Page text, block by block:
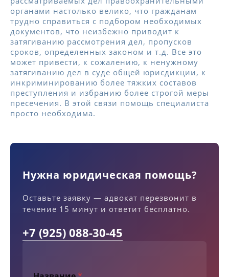
органами настолько велико, что гражданам
трудно справиться с подбором необходимых
документов, что неизбежно приводит к
затягиванию рассмотрения дел, пропусков
сроков, определенных законом и т.д. Все это
может привести, к сожалению, к ненужному
затягиванию дел в суде общей юрисдикции, к
инкриминированию более тяжких составов
преступления и избранию более строгой меры
пресечения. В этой связи помощь специалиста
просто необходима.
Нужна юридическая помощь?
Оставьте заявку — адвокат перезвонит в
течение 15 минут и ответит бесплатно.
+7 (925) 088-30-45